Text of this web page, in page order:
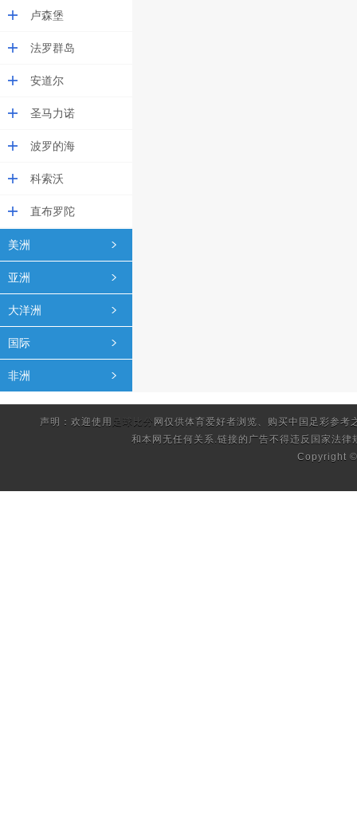
卢森堡
法罗群岛
安道尔
圣马力诺
波罗的海
科索沃
直布罗陀
美洲
亚洲
大洋洲
国际
非洲
声明：欢迎使用 足球比分 网仅供体育爱好者浏览、购买中国足彩参
和本网无任何关系.链接的广告不得违反国家法律
Copyright